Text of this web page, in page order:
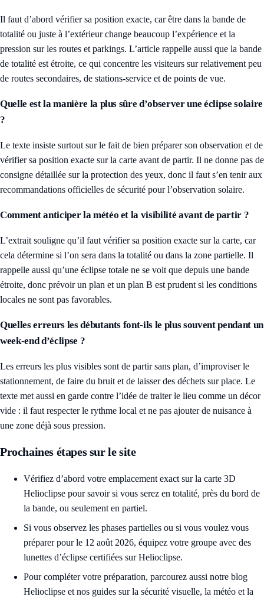
Il faut d’abord vérifier sa position exacte, car être dans la bande de
totalité ou juste à l’extérieur change beaucoup l’expérience et la
pression sur les routes et parkings. L’article rappelle aussi que la bande
de totalité est étroite, ce qui concentre les visiteurs sur relativement peu
de routes secondaires, de stations-service et de points de vue.
Quelle est la manière la plus sûre d’observer une éclipse solaire
?
Le texte insiste surtout sur le fait de bien préparer son observation et de
vérifier sa position exacte sur la carte avant de partir. Il ne donne pas de
consigne détaillée sur la protection des yeux, donc il faut s’en tenir aux
recommandations officielles de sécurité pour l’observation solaire.
Comment anticiper la météo et la visibilité avant de partir ?
L’extrait souligne qu’il faut vérifier sa position exacte sur la carte, car
cela détermine si l’on sera dans la totalité ou dans la zone partielle. Il
rappelle aussi qu’une éclipse totale ne se voit que depuis une bande
étroite, donc prévoir un plan et un plan B est prudent si les conditions
locales ne sont pas favorables.
Quelles erreurs les débutants font-ils le plus souvent pendant un
week-end d’éclipse ?
Les erreurs les plus visibles sont de partir sans plan, d’improviser le
stationnement, de faire du bruit et de laisser des déchets sur place. Le
texte met aussi en garde contre l’idée de traiter le lieu comme un décor
vide : il faut respecter le rythme local et ne pas ajouter de nuisance à
une zone déjà sous pression.
Prochaines étapes sur le site
Vérifiez d’abord votre emplacement exact sur la carte 3D
Helioclipse pour savoir si vous serez en totalité, près du bord de
la bande, ou seulement en partiel.
Si vous observez les phases partielles ou si vous voulez vous
préparer pour le 12 août 2026, équipez votre groupe avec des
lunettes d’éclipse certifiées sur Helioclipse.
Pour compléter votre préparation, parcourez aussi notre blog
Helioclipse et nos guides sur la sécurité visuelle, la météo et la